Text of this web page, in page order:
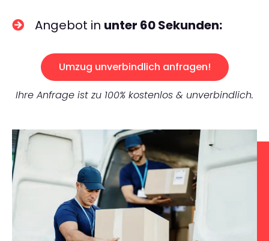
Angebot in unter 60 Sekunden:
Umzug unverbindlich anfragen!
Ihre Anfrage ist zu 100% kostenlos & unverbindlich.